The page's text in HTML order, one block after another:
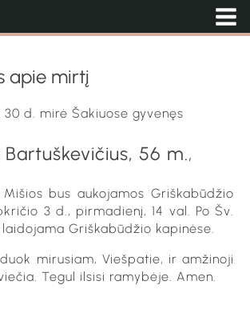
apie mirtį
d. mirė Šakiuose gyvenęs
56 m.,
bus aukojamos Griškabūdžio
3 d., pirmadienį, 14 val. Po Šv.
Griškabūdžio kapinėse.
mirusiam, Viešpatie, ir amžinoji
Tegul ilsisi ramybėje. Amen.